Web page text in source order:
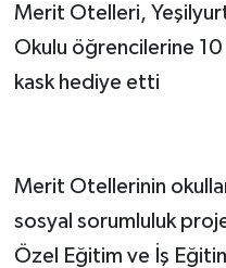
Merit Otelleri,
Okulu öğrencilerine
kask hediye etti
Merit Otellerinin
sosyal sorumluluk
Özel Eğitim ve İş